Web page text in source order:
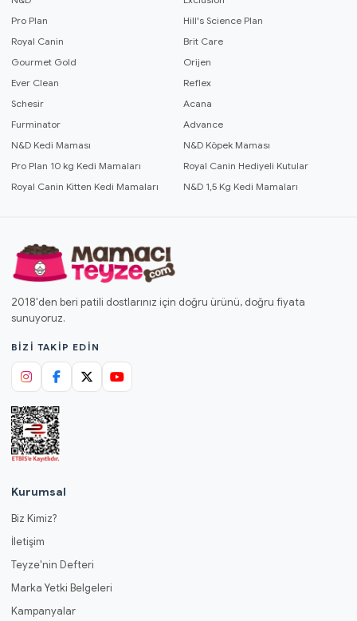
Pro Plan
Hill's Science Plan
Royal Canin
Brit Care
Gourmet Gold
Orijen
Ever Clean
Reflex
Schesir
Acana
Furminator
Advance
N&D Kedi Maması
N&D Köpek Maması
Pro Plan 10 kg Kedi Mamaları
Royal Canin Hediyeli Kutular
Royal Canin Kitten Kedi Mamaları
N&D 1,5 Kg Kedi Mamaları
2018'den beri patili dostlarınız için doğru ürünü, doğru fiyata
sunuyoruz.
BIZI TAKIP EDIN
Kurumsal
Biz Kimiz?
İletişim
Teyze'nin Defteri
Marka Yetki Belgeleri
Kampanyalar